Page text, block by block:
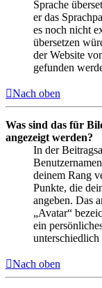
Sprache
er das
es noch nicht
übersetzen
der Website
gefunden
Nach oben
Was sind das für
angezeigt werden?
In der
deinem Rang
Punkte, die
angeben. Das
„Avatar“
ein
unterschiedlich
Nach oben